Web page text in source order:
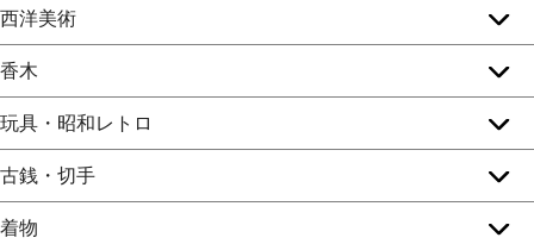
西洋美術
香木
玩具・昭和レトロ
古銭・切手
着物